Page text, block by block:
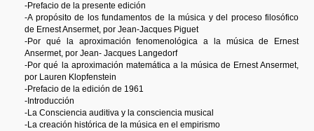
-Prefacio de la presente edición
-A propósito de los fundamentos de la música y del proceso filosófico
de Ernest Ansermet, por Jean-Jacques Piguet
-Por qué la aproximación fenomenológica a la música de Ernest
Ansermet, por Jean- Jacques Langedorf
-Por qué la aproximación matemática a la música de Ernest Ansermet,
por Lauren Klopfenstein
-Prefacio de la edición de 1961
-Introducción
-La Consciencia auditiva y la consciencia musical
-La creación histórica de la música en el empirismo